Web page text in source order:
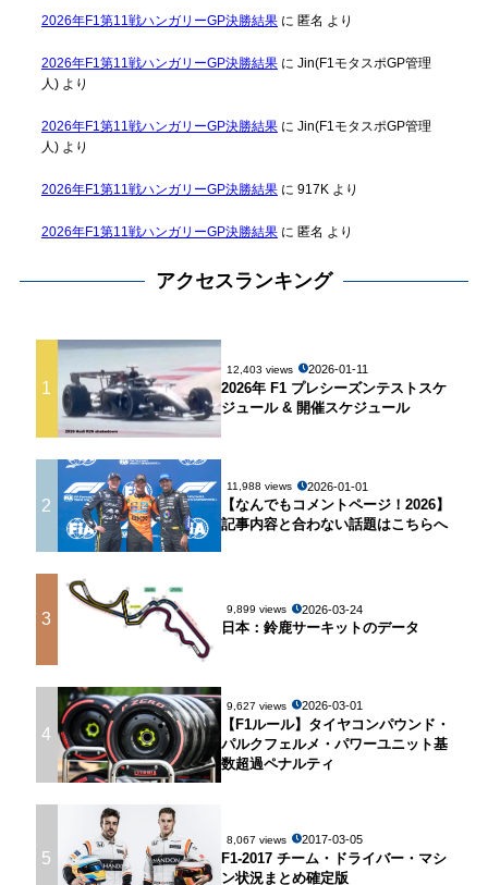
2026年F1第11戦ハンガリーGP決勝結果に 匿名 より
2026年F1第11戦ハンガリーGP決勝結果に Jin(F1モタスポGP管理
人)より
2026年F1第11戦ハンガリーGP決勝結果に Jin(F1モタスポGP管理
人)より
2026年F1第11戦ハンガリーGP決勝結果に 917Kより
2026年F1第11戦ハンガリーGP決勝結果に 匿名 より
アクセスランキング
1
12,403 views 2026-01-11
2026年 F1 プレシーズンテストスケ
ジュール & 開催スケジュール
2
11,988 views 2026-01-01
【なんでもコメントページ！2026】
記事内容と合わない話題はこちらへ
3 9,899 views 2026-03-24
日本：鈴鹿サーキットのデータ
4
9,627 views 2026-03-01
【F1ルール】タイヤコンパウンド・
パルクフェルメ・パワーユニット基
数超過ペナルティ
5
8,067 views 2017-03-05
F1-2017 チーム・ドライバー・マシ
ン状況まとめ確定版